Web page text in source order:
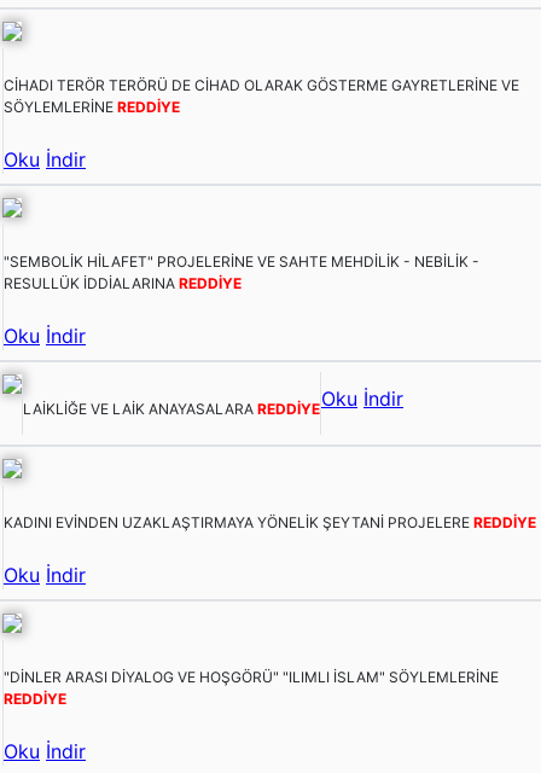
CİHADI TERÖR TERÖRÜ DE CİHAD OLARAK GÖSTERME GAYRETLERİNE VE
SÖYLEMLERİNE REDDİYE
Oku İndir
"SEMBOLİK HİLAFET" PROJELERİNE VE SAHTE MEHDİLİK - NEBİLİK -
RESULLÜK İDDİALARINA REDDİYE
Oku İndir
LAİKLİĞE VE LAİK ANAYASALARA REDDİYEOku İndir
KADINI EVİNDEN UZAKLAŞTIRMAYA YÖNELİK ŞEYTANİ PROJELERE REDDİYE
Oku İndir
"DİNLER ARASI DİYALOG VE HOŞGÖRÜ" "ILIMLI İSLAM" SÖYLEMLERİNE
REDDİYE
Oku İndir